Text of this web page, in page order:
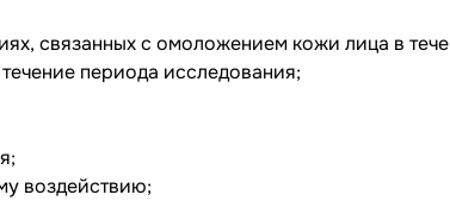
связанных с омоложением кожи лица в
периода исследования;
воздействию;